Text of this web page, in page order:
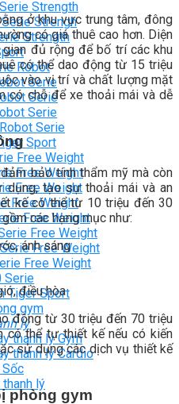
Strength
Strengh
Strength
Robot
Serie
Serie
Serie
Serie
Sport
Free Weight
Free Weight
Free Weight
Free Weight
Free Weight
Free Weight
Free Weight
Free Weight
Serie
Tiger Sport
gym
lý
thanh lý Gym
thanh lý Cardio
Sốc
lý
ở khu vực trung tâm, đông
có giá thuê cao hơn. Diện
đủ rộng để bố trí các khu
có thể dao động từ 15 triệu
vào vị trí và chất lượng mặt
có chỗ để xe thoải mái và dễ
bảo tính thẩm mỹ mà còn
dụng, tạo sự thoải mái và an
kế có thể từ 10 triệu đến 30
các hạng mục như:
ánh sáng
điều hòa
động từ 30 triệu đến 70 triệu
có thể tự thiết kế nếu có kiến
sử dụng các dịch vụ thiết kế
phòng gym